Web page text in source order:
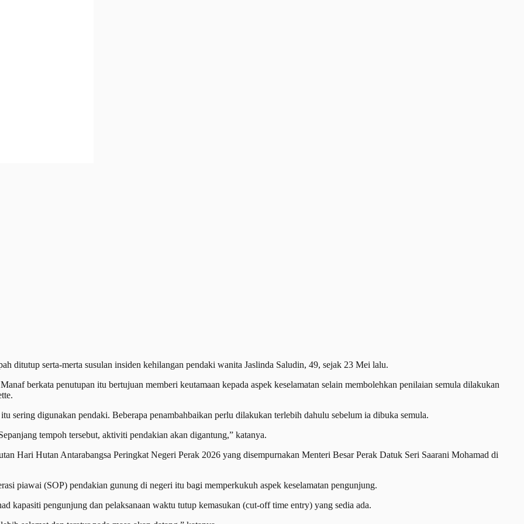
serta-merta susulan insiden kehilangan pendaki wanita Jaslinda Saludin, 49, sejak 23 Mei lalu.
berkata penutupan itu bertujuan memberi keutamaan kepada aspek keselamatan selain membolehkan penilaian semula dilakukan
sering digunakan pendaki. Beberapa penambahbaikan perlu dilakukan terlebih dahulu sebelum ia dibuka semula.
tempoh tersebut, aktiviti pendakian akan digantung,” katanya.
Hari Hutan Antarabangsa Peringkat Negeri Perak 2026 yang disempurnakan Menteri Besar Perak Datuk Seri Saarani Mohamad di
piawai (SOP) pendakian gunung di negeri itu bagi memperkukuh aspek keselamatan pengunjung.
kapasiti pengunjung dan pelaksanaan waktu tutup kemasukan (cut-off time entry) yang sedia ada.